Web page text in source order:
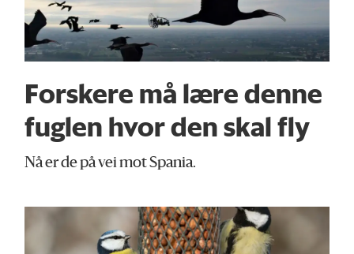
Forskere må lære denne
fuglen hvor den skal fly
Nå er de på vei mot Spania.